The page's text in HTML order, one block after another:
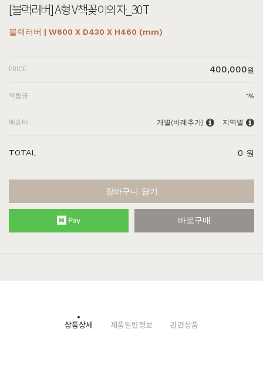
[블랙러버] A형 V책꽂이의자_30T
블랙러버 | W600 X D430 X H460 (mm)
PRICE 400,000원
적립금 1%
배송비 개별(비례추가) 지역별
TOTAL 0 원
장바구니 담기
바로구매
상품상세 제품일반정보 관련상품